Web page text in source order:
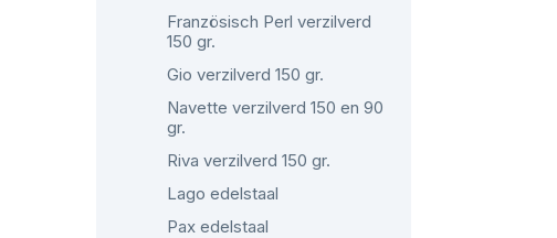
Französisch Perl verzilverd
150 gr.
Gio verzilverd 150 gr.
Navette verzilverd 150 en 90
gr.
Riva verzilverd 150 gr.
Lago edelstaal
Pax edelstaal